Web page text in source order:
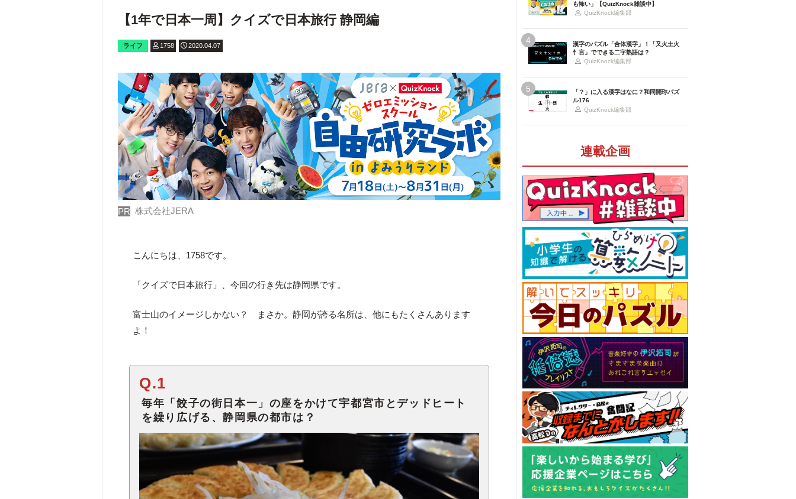
【1年で日本一周】クイズで日本旅行 静岡編
ライフ 1758 2020.04.07
PR 株式会社JERA
こんにちは、1758です。
「クイズで日本旅行」、今回の行き先は静岡県です。
富士山のイメージしかない？ まさか。静岡が誇る名所は、他にもたくさんあります
よ！
Q.1
毎年「餃子の街日本一」の座をかけて宇都宮市とデッドヒート
を繰り広げる、静岡県の都市は？
も怖い」【QuizKnock雑談中】
QuizKnock編集部
4
漢字のパズル「合体漢字」！「又火土火
忄言」でできる二字熟語は？
QuizKnock編集部
5
「？」に入る漢字はなに？和同開珎パズ
ル176
QuizKnock編集部
連載企画